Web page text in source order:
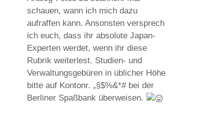
schauen, wann ich mich dazu
aufraffen kann. Ansonsten versprech
ich euch, dass ihr absolute Japan-
Experten werdet, wenn ihr diese
Rubrik weiterlest. Studien- und
Verwaltungsgebüren in üblicher Höhe
bitte auf Kontonr. „§$%&*# bei der
Berliner Spaßbank überweisen.